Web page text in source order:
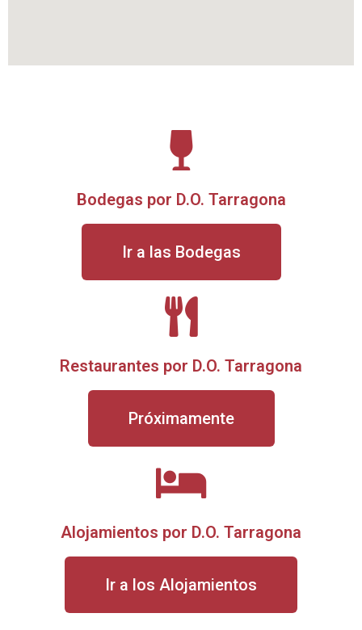
Bodegas por D.O. Tarragona
Ir a las Bodegas
Restaurantes por D.O. Tarragona
Próximamente
Alojamientos por D.O. Tarragona
Ir a los Alojamientos